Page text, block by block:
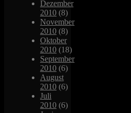
Dezember
2010 (8)
November
2010 (8)
Oktober
2010 (18)
September
2010 (6)
August
2010 (6)
Juli
2010 (6)